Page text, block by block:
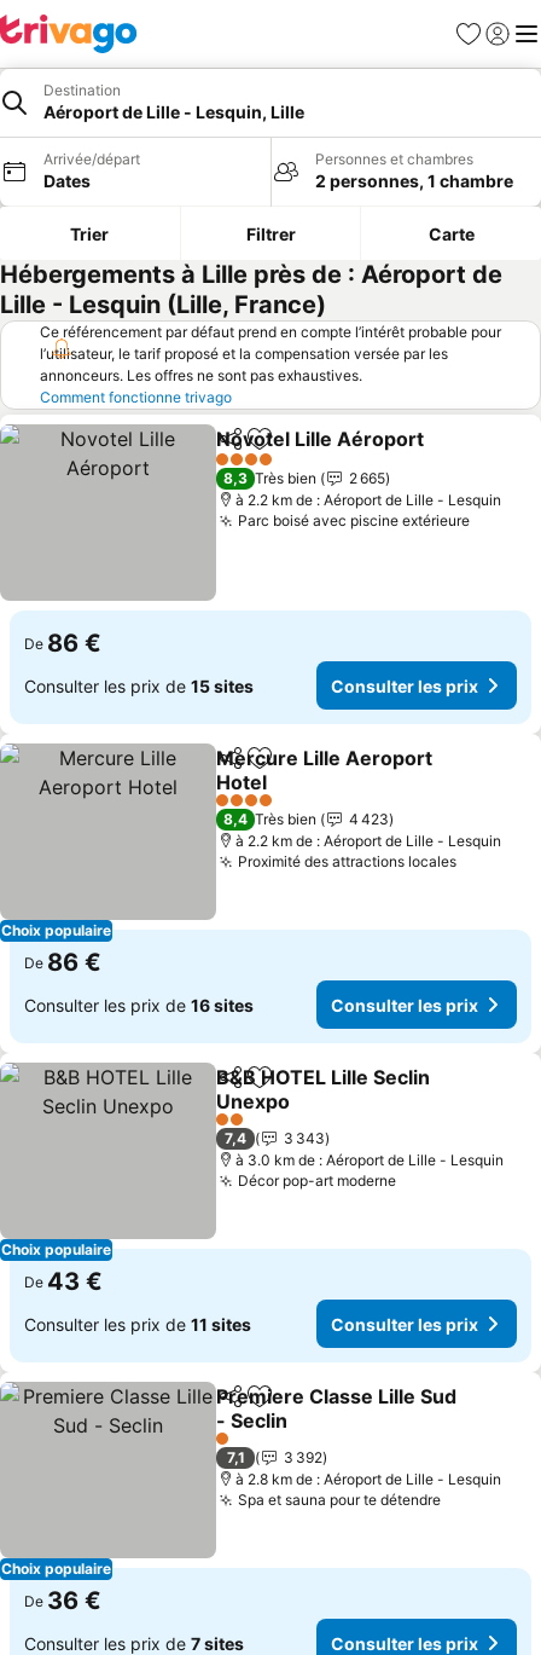
Favoris
Se
Destination
Aéroport de Lille - Lesquin, Lille
Arrivée/départ
Dates
Personnes et chambres
2 personnes, 1 chambre
Trier Filtrer Carte
Hébergements à Lille près de : Aéroport de
Lille - Lesquin (Lille, France)
Ce référencement par défaut prend en compte l’intérêt probable pour
l’utilisateur, le tarif proposé et la compensation versée par les
annonceurs. Les offres ne sont pas exhaustives.
Comment fonctionne trivago
PartagerAjouter à mes favoris
Novotel Lille Aéroport
4 Étoiles
8,3 Très bien
2 665
à 2.2 km de : Aéroport de Lille - Lesquin
Parc boisé avec piscine extérieure
De 86 €
Consulter les prix de 15 sites Consulter les prix
Choix populaire
PartagerAjouter à mes favoris
Mercure Lille Aeroport
Hotel
4 Étoiles
8,4 Très bien
4 423
à 2.2 km de : Aéroport de Lille - Lesquin
Proximité des attractions locales
De 86 €
Consulter les prix de 16 sites Consulter les prix
Choix populaire
PartagerAjouter à mes favoris
B&B HOTEL Lille Seclin
Unexpo
2 Étoiles
7,4
3 343
à 3.0 km de : Aéroport de Lille - Lesquin
Décor pop-art moderne
De 43 €
Consulter les prix de 11 sites Consulter les prix
Choix populaire
PartagerAjouter à mes favoris
Premiere Classe Lille Sud
- Seclin
1 Étoiles
7,1
3 392
à 2.8 km de : Aéroport de Lille - Lesquin
Spa et sauna pour te détendre
De 36 €
Consulter les prix de 7 sites Consulter les prix